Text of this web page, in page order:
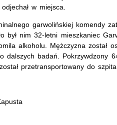
w miejsca.
garwolińskiej komendy
był nim 32-letni mieszkaniec
alkoholu. Mężczyzna został
dalszych badań. Pokrzywdzony
przetransportowany do